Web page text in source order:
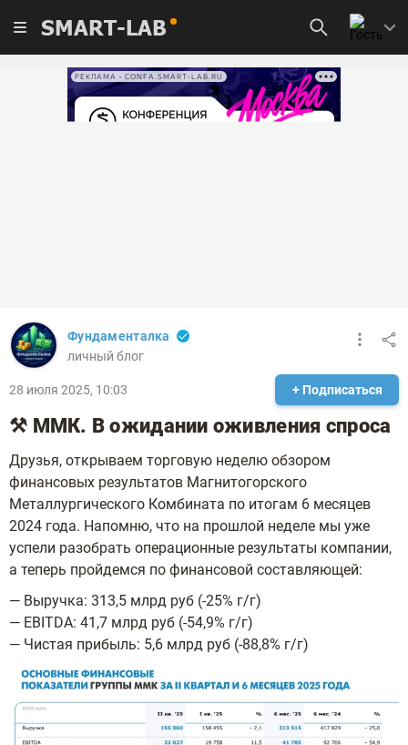
SMART-LAB
РЕКЛАМА • CONFA.SMART-LAB.RU
Фундаменталка
личный блог
28 июля 2025, 10:03 + Подписаться
⚒️ ММК. В ожидании оживления спроса
Друзья, открываем торговую неделю обзором
финансовых результатов Магнитогорского
Металлургического Комбината по итогам 6 месяцев
2024 года. Напомню, что на прошлой неделе мы уже
успели разобрать операционные результаты компании,
а теперь пройдемся по финансовой составляющей:
— Выручка: 313,5 млрд руб (-25% г/г)
— EBITDA: 41,7 млрд руб (-54,9% г/г)
— Чистая прибыль: 5,6 млрд руб (-88,8% г/г)